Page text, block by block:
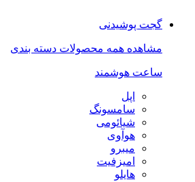
گجت پوشیدنی
مشاهده همه محصولات دسته بندی
ساعت هوشمند
اپل
سامسونگ
شیائومی
هوآوی
میبرو
امیزفیت
هایلو